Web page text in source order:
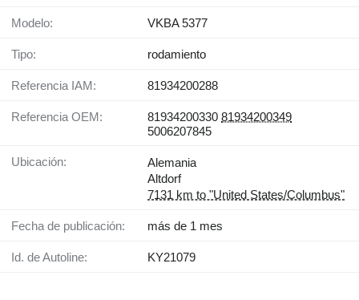
Modelo: VKBA 5377
Tipo: rodamiento
Referencia IAM: 81934200288
Referencia OEM: 81934200330 81934200349
5006207845
Ubicación:
Alemania
Altdorf
7131 km to "United States/Columbus"
Fecha de publicación: más de 1 mes
Id. de Autoline: KY21079